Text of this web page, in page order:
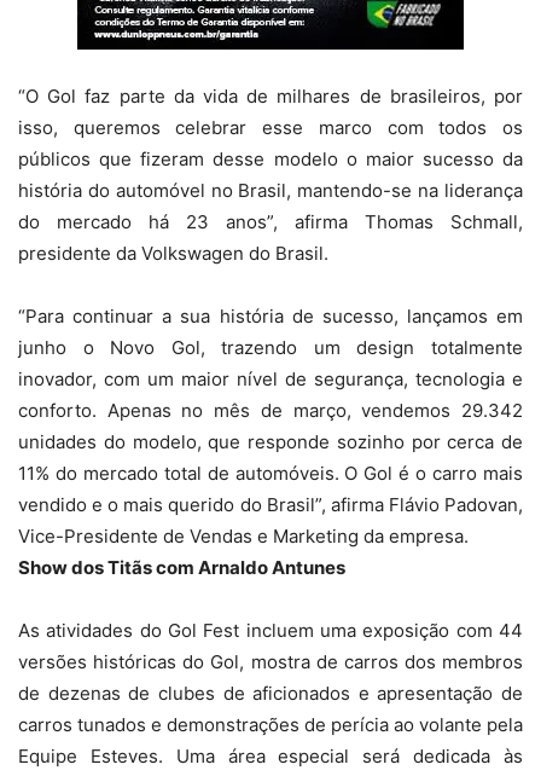
“O Gol faz parte da vida de milhares de brasileiros, por
isso, queremos celebrar esse marco com todos os
públicos que fizeram desse modelo o maior sucesso da
história do automóvel no Brasil, mantendo-se na liderança
do mercado há 23 anos”, afirma Thomas Schmall,
presidente da Volkswagen do Brasil.
“Para continuar a sua história de sucesso, lançamos em
junho o Novo Gol, trazendo um design totalmente
inovador, com um maior nível de segurança, tecnologia e
conforto. Apenas no mês de março, vendemos 29.342
unidades do modelo, que responde sozinho por cerca de
11% do mercado total de automóveis. O Gol é o carro mais
vendido e o mais querido do Brasil”, afirma Flávio Padovan,
Vice-Presidente de Vendas e Marketing da empresa.
Show dos Titãs com Arnaldo Antunes
As atividades do Gol Fest incluem uma exposição com 44
versões históricas do Gol, mostra de carros dos membros
de dezenas de clubes de aficionados e apresentação de
carros tunados e demonstrações de perícia ao volante pela
Equipe Esteves. Uma área especial será dedicada às